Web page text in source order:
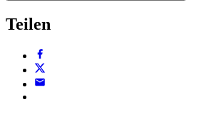
Teilen